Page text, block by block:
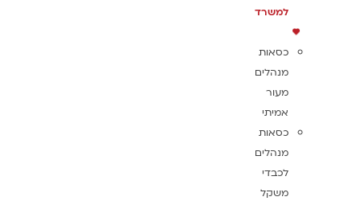
למשרד
כסאות
מנהלים
מעור
אמיתי
כסאות
מנהלים
לכבדי
משקל